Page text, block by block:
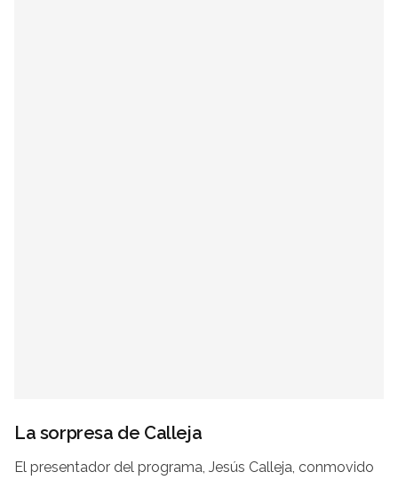
La sorpresa de Calleja
El presentador del programa, Jesús Calleja, conmovido